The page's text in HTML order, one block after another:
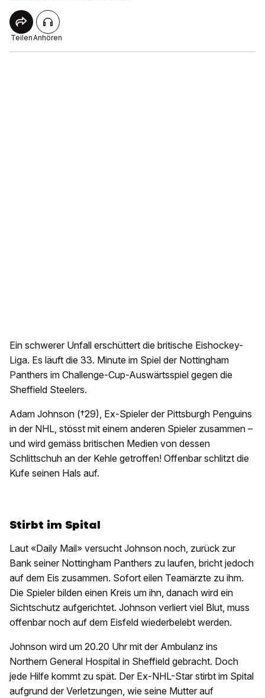
TeilenAnhören
Ein schwerer Unfall erschüttert die britische Eishockey-
Liga. Es läuft die 33. Minute im Spiel der Nottingham
Panthers im Challenge-Cup-Auswärtsspiel gegen die
Sheffield Steelers.
Adam Johnson (†29), Ex-Spieler der Pittsburgh Penguins
in der NHL, stösst mit einem anderen Spieler zusammen –
und wird gemäss britischen Medien von dessen
Schlittschuh an der Kehle getroffen! Offenbar schlitzt die
Kufe seinen Hals auf.
Stirbt im Spital
Laut «Daily Mail» versucht Johnson noch, zurück zur
Bank seiner Nottingham Panthers zu laufen, bricht jedoch
auf dem Eis zusammen. Sofort eilen Teamärzte zu ihm.
Die Spieler bilden einen Kreis um ihn, danach wird ein
Sichtschutz aufgerichtet. Johnson verliert viel Blut, muss
offenbar noch auf dem Eisfeld wiederbelebt werden.
Johnson wird um 20.20 Uhr mit der Ambulanz ins
Northern General Hospital in Sheffield gebracht. Doch
jede Hilfe kommt zu spät. Der Ex-NHL-Star stirbt im Spital
aufgrund der Verletzungen, wie seine Mutter auf